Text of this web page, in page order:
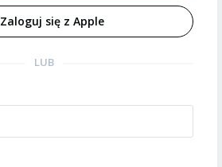
Zaloguj się z Apple
LUB